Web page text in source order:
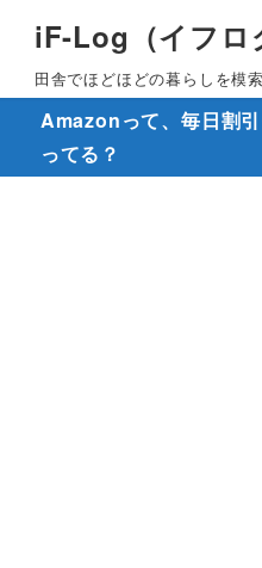
iF-Log（イフロ
田舎でほどほどの暮らしを模
Amazonって、毎日割
ってる？